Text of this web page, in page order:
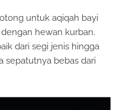
untuk aqiqah bayi
hewan kurban.
dari segi jenis hingga
sepatutnya bebas dari